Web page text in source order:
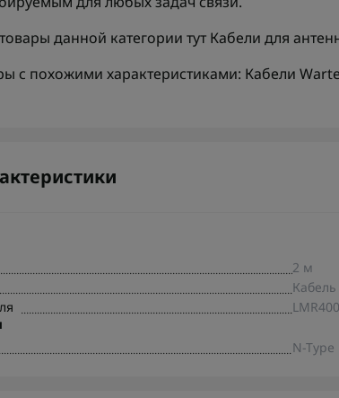
данной категории тут Кабели для
с похожими характеристиками: Кабели
2 м
LMR400
N-